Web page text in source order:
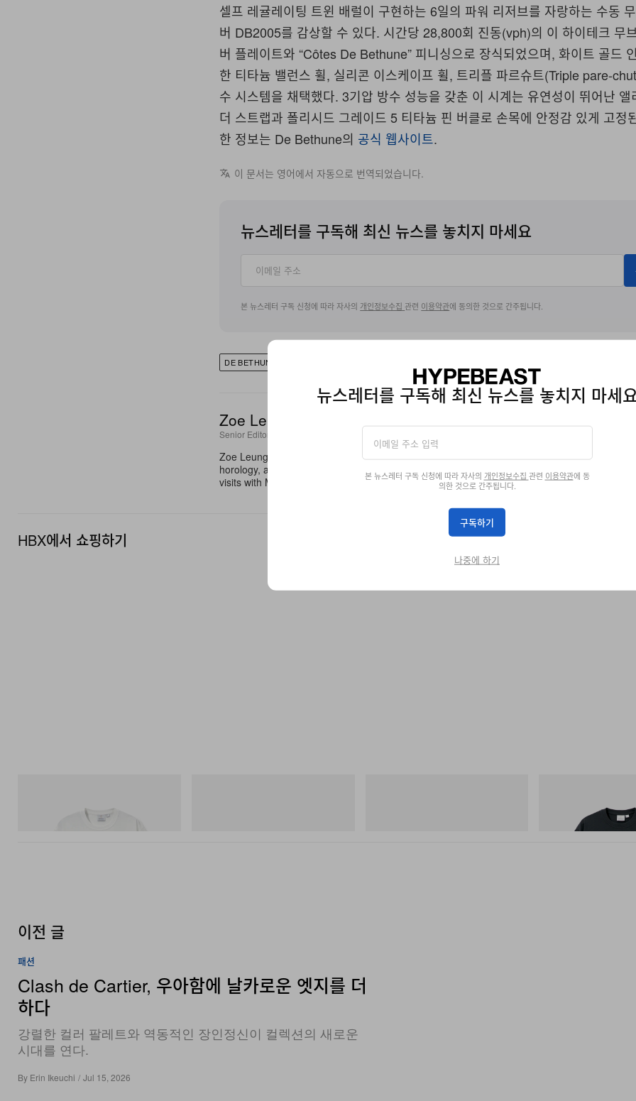
셀프 레귤레이팅 트윈 배럴이 구현하는 6일의 파워 리저브를 자랑하는 수동
버 DB2005를 감상할 수 있다. 시간당 28,800회 진동(vph)의 이 하이테크 무
버 플레이트와 “Côtes De Bethune” 피니싱으로 장식되었으며, 화이트 골드
한 티타늄 밸런스 휠, 실리콘 이스케이프 휠, 트리플 파르슈트(Triple pare-
수 시스템을 채택했다. 3기압 방수 성능을 갖춘 이 시계는 유연성이 뛰어난 앨
더 스트랩과 폴리시드 그레이드 5 티타늄 핀 버클로 손목에 안정감 있게 고정
한 정보는 De Bethune의 공식 웹사이트.
이 문서는 영어에서 자동으로 번역되었습니다.
뉴스레터를 구독해 최신 뉴스를 놓치지 마세요
본 뉴스레터 구독 신청에 따라 자사의 개인정보수집관련 이용약관에 동의한 것으로 간주됩니다.
DE BETHUNE
Zoe Leung
Senior Editor
Zoe Leung is a Senior Editor at Hypebeast, where she has been shaping the publication’s
horology, art, design, and culture since 2023. Her extensive watch reporting spans exclusive
visits with Maisons like Zenith, Jaeger-LeCoultre, and Grand Seiko, as well as insightful
HBX에서 쇼핑하기
패션
Clash de Cartier, 우아함에 날카로운 엣지를 더
하다
강렬한 컬러 팔레트와 역동적인 장인정신이 컬렉션의 새로운
시대를 연다.
By Erin Ikeuchi / Jul 15, 2026
뉴스레터를 구독해 최신 뉴스를 놓치지 마세
본 뉴스레터 구독 신청에 따라 자사의 개인정보수집 관련 이용약관에 동
의한 것으로 간주됩니다.
구독하기
나중에 하기